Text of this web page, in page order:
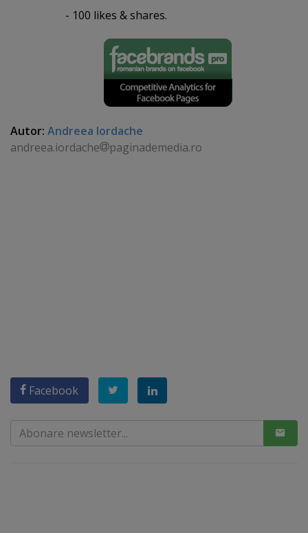
- 100 likes & shares.
Autor: Andreea Iordache
andreea.iordache
paginademedia.ro
Facebook